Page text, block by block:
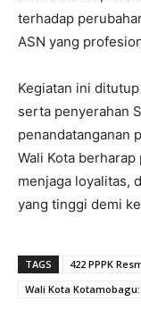
terhadap
ASN yang
Kegiatan ini
serta penyerahan
penandatanganan
Wali Kota
menjaga loyalitas,
yang tinggi demi
TAGS
422 PPPK
Wali Kota